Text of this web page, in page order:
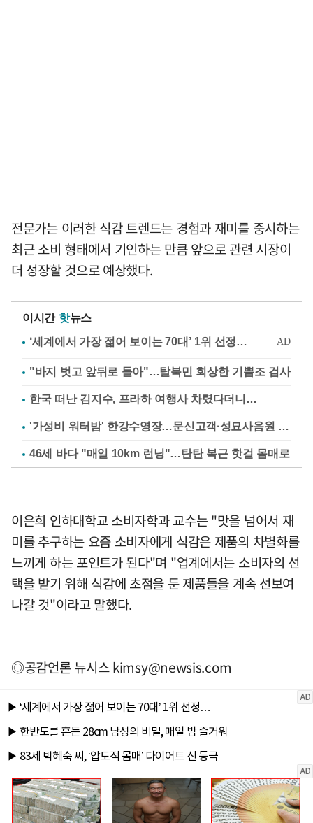
전문가는 이러한 식감 트렌드는 경험과 재미를 중시하는
최근 소비 형태에서 기인하는 만큼 앞으로 관련 시장이
더 성장할 것으로 예상했다.
이시간 핫뉴스
"바지 벗고 앞뒤로 돌아"…탈북민 회상한 기쁨조 검사
한국 떠난 김지수, 프라하 여행사 차렸다더니…
'가성비 워터밤' 한강수영장…문신고객·성묘사음원 민원
46세 바다 "매일 10km 런닝"…탄탄 복근 핫걸 몸매로
이은희 인하대학교 소비자학과 교수는 "맛을 넘어서 재
미를 추구하는 요즘 소비자에게 식감은 제품의 차별화를
느끼게 하는 포인트가 된다"며 "업계에서는 소비자의 선
택을 받기 위해 식감에 초점을 둔 제품들을 계속 선보여
나갈 것"이라고 말했다.
◎공감언론 뉴시스kimsy@newsis.com